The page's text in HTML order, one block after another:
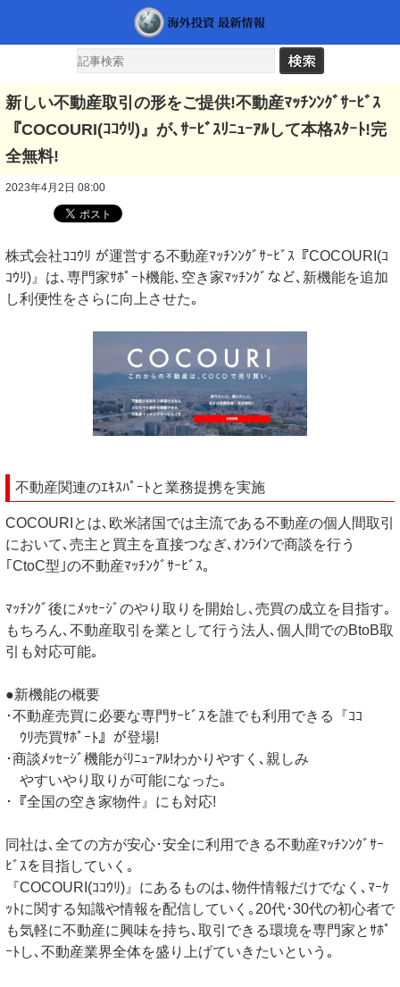
新しい不動産取引の形をご提供!不動産ﾏｯﾁﾝﾝｸﾞｻｰﾋﾞｽ
『COCOURI(ｺｺｳﾘ)』が､ｻｰﾋﾞｽﾘﾆｭｰｱﾙして本格ｽﾀｰﾄ!完
全無料!
2023年4月2日 08:00
株式会社ｺｺｳﾘ が運営する不動産ﾏｯﾁﾝﾝｸﾞｻｰﾋﾞｽ『COCOURI(ｺ
ｺｳﾘ)』は､専門家ｻﾎﾟｰﾄ機能､空き家ﾏｯﾁﾝｸﾞなど､新機能を追加
し利便性をさらに向上させた｡
不動産関連のｴｷｽﾊﾟｰﾄと業務提携を実施
​​COCOURIとは､​欧米諸国では主流である不動産の個人間取引
において､売主と買主を直接つなぎ､ｵﾝﾗｲﾝで商談を行う
｢CtoC型｣の不動産ﾏｯﾁﾝｸﾞｻｰﾋﾞｽ｡
ﾏｯﾁﾝｸﾞ後にﾒｯｾｰｼﾞのやり取りを開始し､売買の成立を目指す｡
もちろん､不動産取引を業として行う法人､個人間でのBtoB取
引も対応可能｡
●新機能の概要
･不動産売買に必要な専門ｻｰﾋﾞｽを誰でも利用できる『ｺｺ
ｳﾘ売買ｻﾎﾟｰﾄ』が登場!
･商談ﾒｯｾｰｼﾞ機能がﾘﾆｭｰｱﾙ!わかりやすく､親しみ
やすいやり取りが可能になった｡
･『全国の空き家物件』にも対応!
同社は､全ての方が安心･安全に利用できる不動産ﾏｯﾁﾝﾝｸﾞｻｰ
ﾋﾞｽを目指していく｡
『COCOURI(ｺｺｳﾘ)』にあるものは､物件情報だけでなく､ﾏｰｹ
ｯﾄに関する知識や情報を配信していく｡20代･30代の初心者で
も気軽に不動産に興味を持ち､取引できる環境を専門家とｻﾎﾟ
ｰﾄし､不動産業界全体を盛り上げていきたいという｡